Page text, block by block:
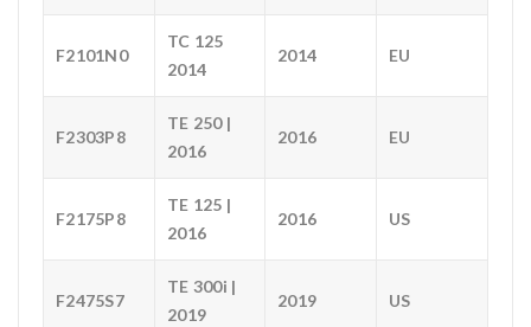
F2101N0
TC 125
2014
2014 EU
F2303P8
TE 250 |
2016
2016 EU
F2175P8
TE 125 |
2016
2016 US
F2475S7
TE 300i |
2019
2019 US